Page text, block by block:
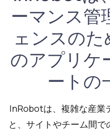
ーマンス管
ェンスの
のアプリケ
ートの
InRobotは、複雑な産業
と、サイトやチーム間